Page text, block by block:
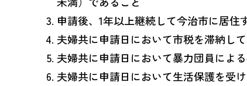
申請後、1年以上継続して今治市に居住
夫婦共に申請日において市税を滞納し
夫婦共に申請日において暴力団員によ
夫婦共に申請日において生活保護を受